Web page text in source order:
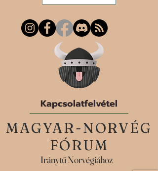
MAGYAR-NORVÉG
FÓRUM
Iránytű Norvégiához
Kapcsolatfelvétel